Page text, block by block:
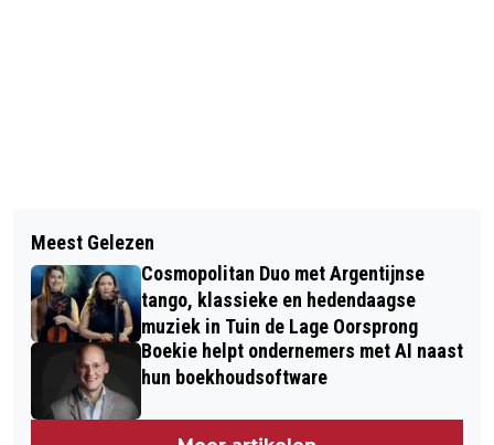
DEZE WINTER ZIJN VRIJWILLIGERS
NOODZAKELIJKER DAN OOIT
STILLER ASFALT VELPERWEG
(VELPERPOORT-RAAPOPSEWEG) EN
ARBEIDSTRAAT
Meest Gelezen
Cosmopolitan Duo met Argentijnse
tango, klassieke en hedendaagse
muziek in Tuin de Lage Oorsprong
Boekie helpt ondernemers met AI naast
hun boekhoudsoftware